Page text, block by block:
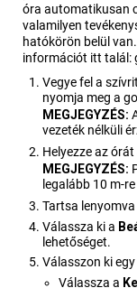
óra automatikusan
valamilyen
hatókörön belül
információt itt talál:
Vegye fel a
nyomja meg a
MEGJEGYZÉS:
vezeték nélküli
Helyezze az
MEGJEGYZÉS:
legalább 10 m-
Tartsa lenyomva
Válassza ki a
lehetőséget.
Válasszon ki
Válassza a